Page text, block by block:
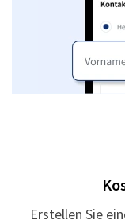
Erstellen Sie